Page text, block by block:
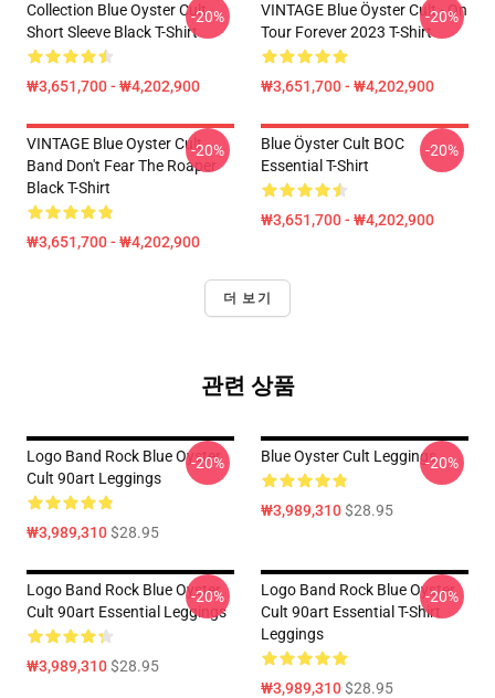
Collection Blue Oyster Cult
Short Sleeve Black T-Shirt
₩3,651,700 - ₩4,202,900
-20%
VINTAGE Blue Öyster Cult - On
Tour Forever 2023 T-Shirt
₩3,651,700 - ₩4,202,900
-20%
VINTAGE Blue Oyster Cult
Band Don't Fear The Roaper
Black T-Shirt
₩3,651,700 - ₩4,202,900
-20%
Blue Öyster Cult BOC
Essential T-Shirt
₩3,651,700 - ₩4,202,900
-20%
더 보기
관련 상품
Logo Band Rock Blue Oyster
Cult 90art Leggings
₩3,989,310$28.95
-20% Blue Oyster Cult Leggings
₩3,989,310$28.95
-20%
Logo Band Rock Blue Oyster
Cult 90art Essential Leggings
₩3,989,310$28.95
-20%
Logo Band Rock Blue Oyster
Cult 90art Essential T-Shirt
Leggings
₩3,989,310$28.95
-20%